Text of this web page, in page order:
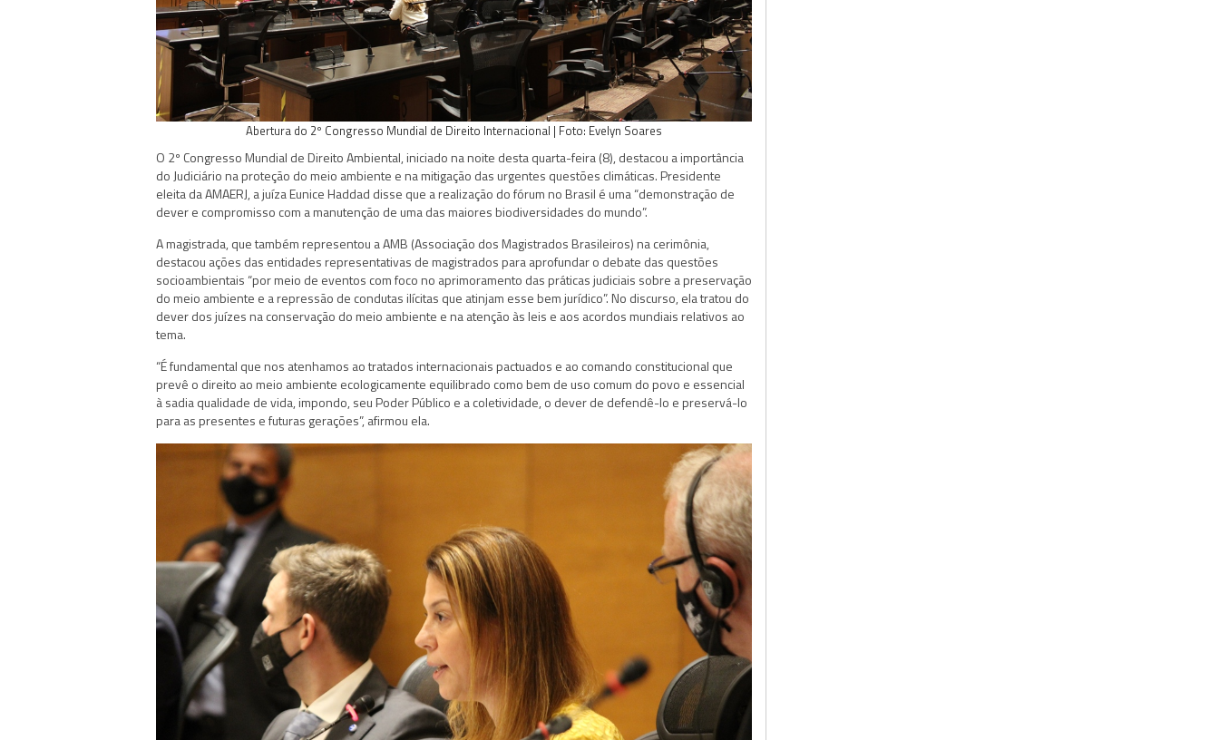
Abertura do 2º Congresso Mundial de Direito Internacional | Foto: Evelyn Soares
O 2º Congresso Mundial de Direito Ambiental, iniciado na noite desta quarta-feira (8), destacou a importância
do Judiciário na proteção do meio ambiente e na mitigação das urgentes questões climáticas. Presidente
eleita da AMAERJ, a juíza Eunice Haddad disse que a realização do fórum no Brasil é uma “demonstração de
dever e compromisso com a manutenção de uma das maiores biodiversidades do mundo”.
A magistrada, que também representou a AMB (Associação dos Magistrados Brasileiros) na cerimônia,
destacou ações das entidades representativas de magistrados para aprofundar o debate das questões
socioambientais “por meio de eventos com foco no aprimoramento das práticas judiciais sobre a preservação
do meio ambiente e a repressão de condutas ilícitas que atinjam esse bem jurídico”. No discurso, ela tratou do
dever dos juízes na conservação do meio ambiente e na atenção às leis e aos acordos mundiais relativos ao
tema.
“É fundamental que nos atenhamos ao tratados internacionais pactuados e ao comando constitucional que
prevê o direito ao meio ambiente ecologicamente equilibrado como bem de uso comum do povo e essencial
à sadia qualidade de vida, impondo, seu Poder Público e a coletividade, o dever de defendê-lo e preservá-lo
para as presentes e futuras gerações”, afirmou ela.